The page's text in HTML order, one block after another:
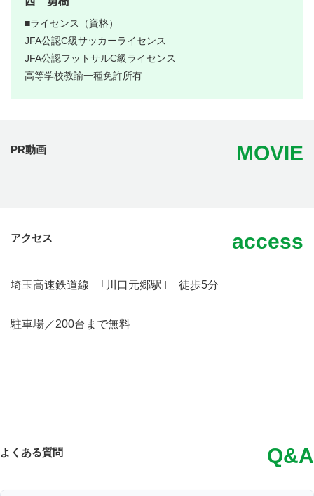
■ライセンス（資格）
JFA公認C級サッカーライセンス
JFA公認フットサルC級ライセンス
高等学校教諭一種免許所有
PR動画 MOVIE
アクセス access
埼玉高速鉄道線 ｢川口元郷駅｣ 徒歩5分
駐車場／200台まで無料
よくある質問 Q&A